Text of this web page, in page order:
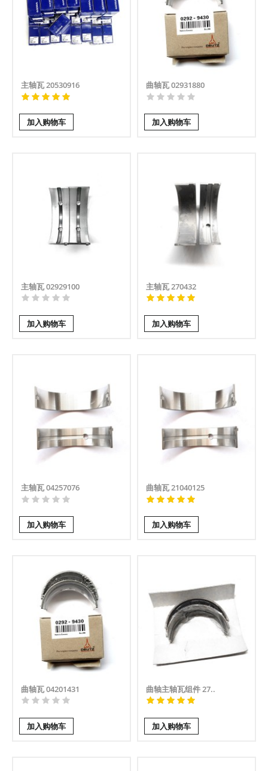
主轴瓦 20530916
加入购物车
曲轴瓦 02931880
加入购物车
主轴瓦 02929100
加入购物车
主轴瓦 270432
加入购物车
主轴瓦 04257076
加入购物车
曲轴瓦 21040125
加入购物车
曲轴瓦 04201431
加入购物车
曲轴主轴瓦组件 27..
加入购物车